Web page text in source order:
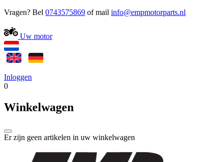
Vragen? Bel 0743575869 of mail
Uw motor
Inloggen
0
Winkelwagen
Er zijn geen artikelen in uw winkelwagen